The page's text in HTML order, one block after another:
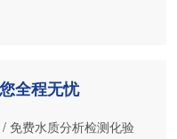
全程无忧
免费水质分析检测化验